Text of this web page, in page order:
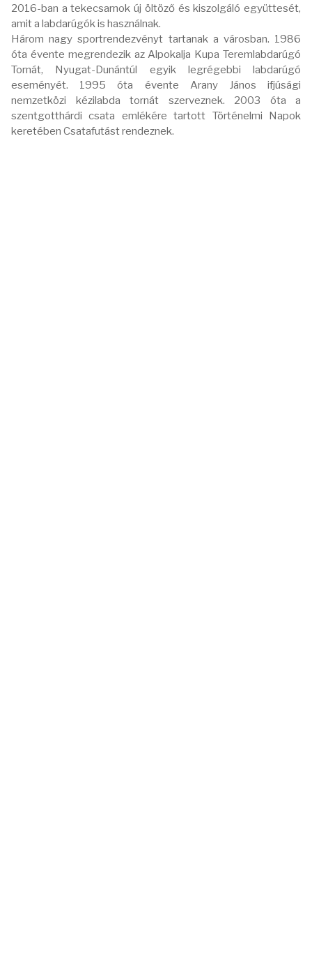
2016-ban a tekecsarnok új öltöző és kiszolgáló együttesét,
amit a labdarúgók is használnak.
Három nagy sportrendezvényt tartanak a városban. 1986
óta évente megrendezik az Alpokalja Kupa Teremlabdarúgó
Tornát, Nyugat-Dunántúl egyik legrégebbi labdarúgó
eseményét. 1995 óta évente Arany János ifjúsági
nemzetközi kézilabda tornát szerveznek. 2003 óta a
szentgotthárdi csata emlékére tartott Történelmi Napok
keretében Csatafutást rendeznek.